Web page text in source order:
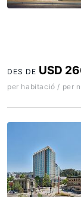
DES DE USD
per habitació / per